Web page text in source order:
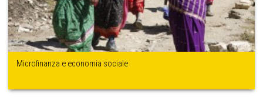
Microfinanza e economia sociale